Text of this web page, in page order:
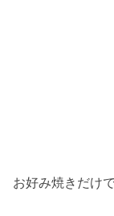
お好み焼きだけ